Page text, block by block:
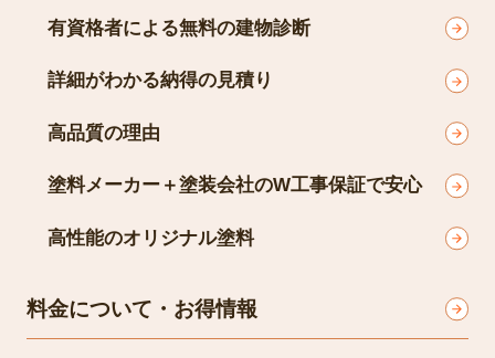
有資格者による無料の建物診断
詳細がわかる納得の見積り
高品質の理由
塗料メーカー＋塗装会社のW工事保証で安心
高性能のオリジナル塗料
料金について・お得情報